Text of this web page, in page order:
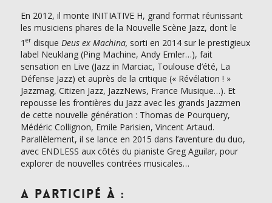
En 2012, il monte INITIATIVE H, grand format réunissant
les musiciens phares de la Nouvelle Scène Jazz, dont le
1 erdisque Deus ex Machina, sorti en 2014 sur le prestigieux
label Neuklang (Ping Machine, Andy Emler…), fait
sensation en Live (Jazz in Marciac, Toulouse d’été, La
Défense Jazz) et auprès de la critique (« Révélation ! »
Jazzmag, Citizen Jazz, JazzNews, France Musique…). Et
repousse les frontières du Jazz avec les grands Jazzmen
de cette nouvelle génération : Thomas de Pourquery,
Médéric Collignon, Emile Parisien, Vincent Artaud.
Parallèlement, il se lance en 2015 dans l’aventure du duo,
avec ENDLESS aux côtés du pianiste Greg Aguilar, pour
explorer de nouvelles contrées musicales…
A participé à :